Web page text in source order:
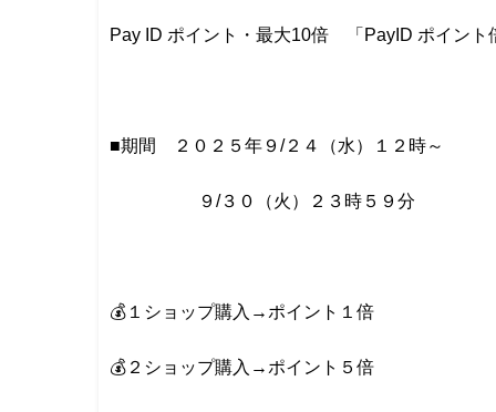
Pay ID ポイント・最大10倍 「PayID ポイント
■期間 ２０２５年９/２４（水）１２時～
９/３０（火）２３時５９分
💰１ショップ購入→ポイント１倍
💰２ショップ購入→ポイント５倍